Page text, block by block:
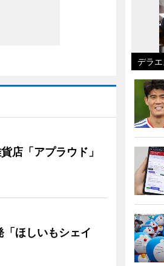
店「アプラウド」
ほしいもシェイ
デラ